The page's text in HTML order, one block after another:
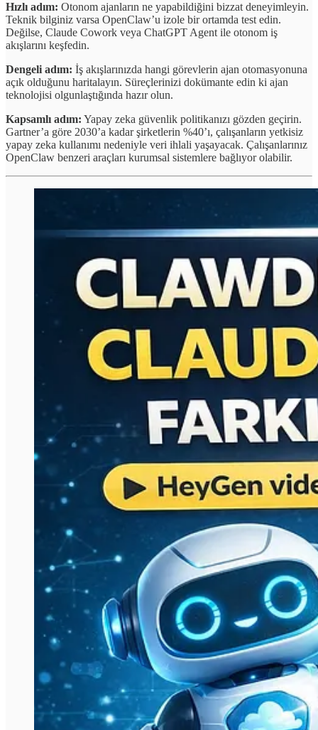
Hızlı adım: Otonom ajanların ne yapabildiğini bizzat deneyimleyin.
Teknik bilginiz varsa OpenClaw’u izole bir ortamda test edin.
Değilse, Claude Cowork veya ChatGPT Agent ile otonom iş
akışlarını keşfedin.
Dengeli adım: İş akışlarınızda hangi görevlerin ajan otomasyonuna
açık olduğunu haritalayın. Süreçlerinizi dokümante edin ki ajan
teknolojisi olgunlaştığında hazır olun.
Kapsamlı adım: Yapay zeka güvenlik politikanızı gözden geçirin.
Gartner’a göre 2030’a kadar şirketlerin %40’ı, çalışanların yetkisiz
yapay zeka kullanımı nedeniyle veri ihlali yaşayacak. Çalışanlarınız
OpenClaw benzeri araçları kurumsal sistemlere bağlıyor olabilir.